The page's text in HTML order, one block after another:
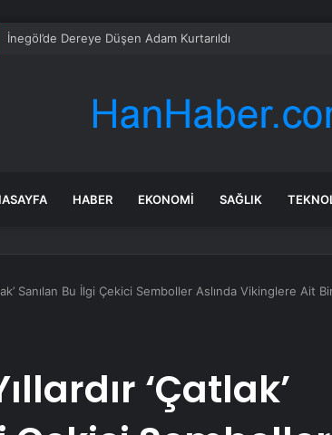
İnegöl’de Dereye Düşen Adam Kurtarıldı
HABER EKONOMI SAĞLIK
Sanılan Bu İlgi Çekici Semboller Aslında Vikinglere Ait Bir
‘Çatlak’